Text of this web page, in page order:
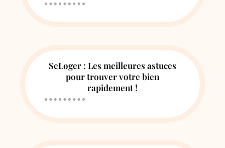
SeLoger : Les meilleures astuces
pour trouver votre bien
rapidement !